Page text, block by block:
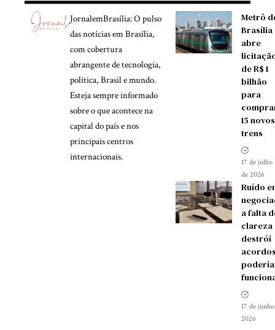
JornalemBrasília: O pulso
das notícias em Brasília,
com cobertura
abrangente de tecnologia,
política, Brasil e mundo.
Esteja sempre informado
sobre o que acontece na
capital do país e nos
principais centros
internacionais.
Metrô
Brasília
abre
de R$ 1
bilhão
para
15 novos
trens
17 de julho
de 2026
Ruído
a falta
clareza
destrói
17 de
2026